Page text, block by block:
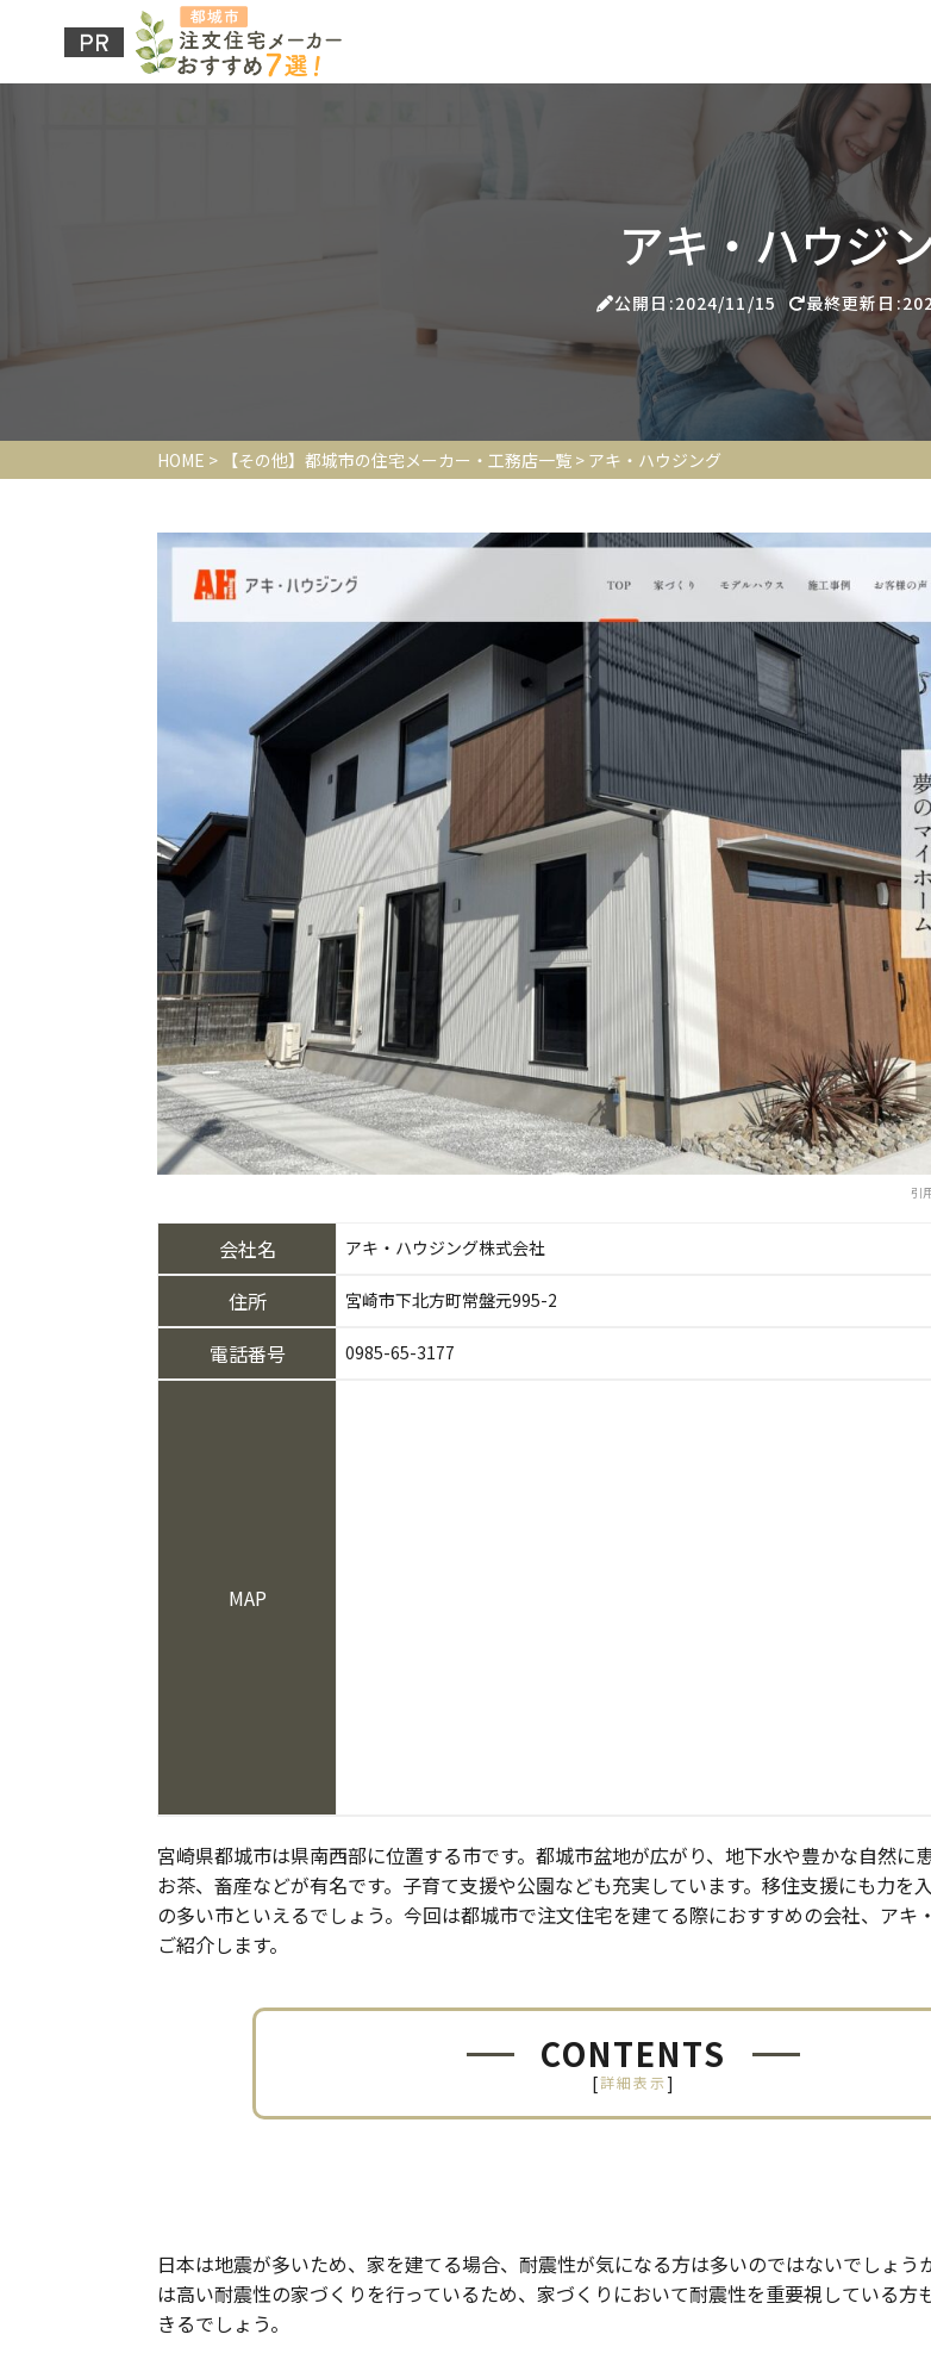
アキ・ハウジ
公開日:2024/11/15 最終更新日
HOME > 【その他】都城市の住宅メーカー・工務店一覧 > アキ・ハウジング
引
会社名 アキ・ハウジング株式会社
住所 宮崎市下北方町常盤元995-2
電話番号 0985-65-3177
MAP
宮崎県都城市は県南西部に位置する市です。都城市盆地が広がり、地下水や豊かな自然に
お茶、畜産などが有名です。子育て支援や公園なども充実しています。移住支援にも力を
の多い市といえるでしょう。今回は都城市で注文住宅を建てる際におすすめの会社、アキ
ご紹介します。
CONTENTS
[詳細表示]
日本は地震が多いため、家を建てる場合、耐震性が気になる方は多いのではないでしょう
は高い耐震性の家づくりを行っているため、家づくりにおいて耐震性を重要視している方
きるでしょう。